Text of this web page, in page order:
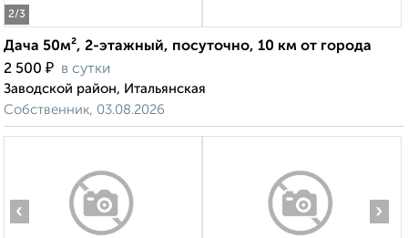
2/3
Дача 50м², 2-этажный, посуточно, 10 км от города
2 500 ₽ в сутки
Заводской район, Итальянская
Собственник, 03.08.2026
‹ ›